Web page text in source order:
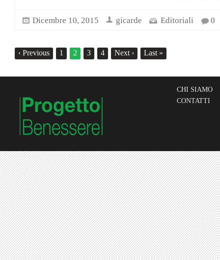
Dicembre 10, 2015 gicarde Editoriali 0
‹ Previous 1 2 3 4 Next › Last »
CHI SIAMO
CONTATTI